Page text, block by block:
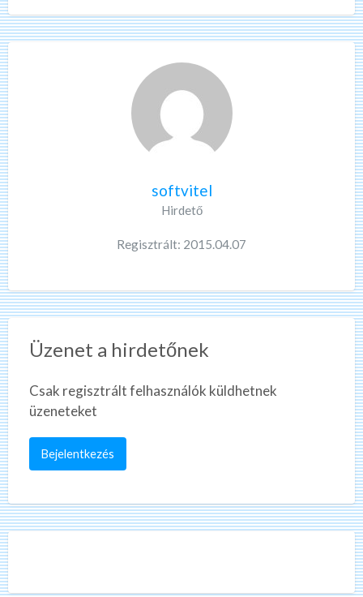
softvitel
Hirdető
Regisztrált: 2015.04.07
Üzenet a hirdetőnek
Csak regisztrált felhasználók küldhetnek
üzeneteket
Bejelentkezés